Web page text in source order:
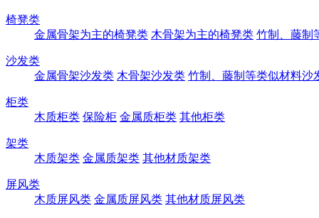
椅凳类
金属骨架为主的椅凳类 木骨架为主的椅凳类 竹制、藤制
沙发类
金属骨架沙发类 木骨架沙发类 竹制、藤制等类似材料沙
柜类
木质柜类 保险柜 金属质柜类 其他柜类
架类
木质架类 金属质架类 其他材质架类
屏风类
木质屏风类 金属质屏风类 其他材质屏风类